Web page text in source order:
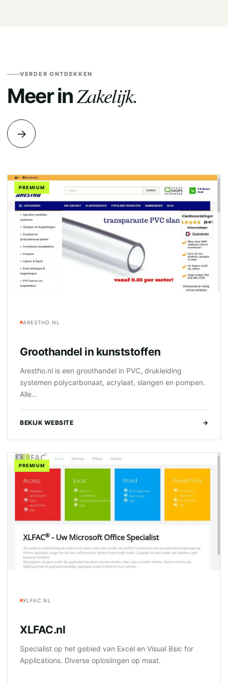
VERDER ONTDEKKEN
Meer inZakelijk.
→
PREMIUM
ARESTHO.NL
Groothandel in kunststoffen
Arestho.nl is een groothandel in PVC, drukleiding
systemen polycarbonaat, acrylaat, slangen en pompen.
Alle...
BEKIJK WEBSITE →
PREMIUM
XLFAC.NL
XLFAC.nl
Specialist op het gebied van Excel en Visual Bsic for
Applications. Diverse oplosiingen op maat.